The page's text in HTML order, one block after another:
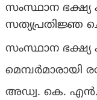
സംസ്ഥാന ഭക്ഷ്യ
സത്യപ്രതിജ്ഞ
സംസ്ഥാന ഭക്ഷ്യ
അഡ്വ. കെ.